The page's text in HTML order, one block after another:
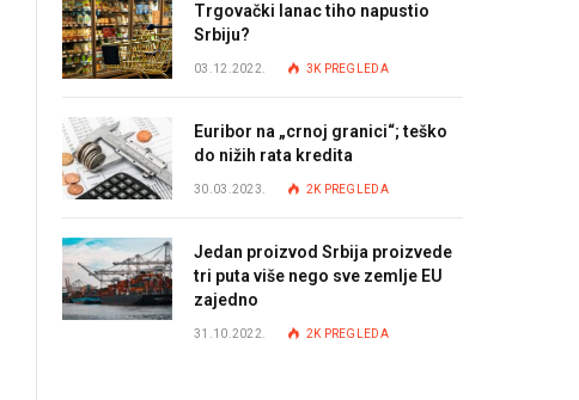
Trgovački lanac tiho napustio
Srbiju?
03.12.2022. 3K PREGLEDA
Euribor na „crnoj granici“; teško
do nižih rata kredita
30.03.2023. 2K PREGLEDA
Jedan proizvod Srbija proizvede
tri puta više nego sve zemlje EU
zajedno
31.10.2022. 2K PREGLEDA